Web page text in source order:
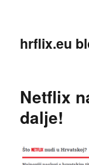
hrflix.eu
Netflix
dalje!